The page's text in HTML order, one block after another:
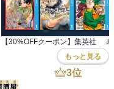
もっと見る
3位